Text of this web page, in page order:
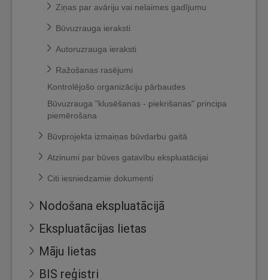
Ziņas par avāriju vai nelaimes gadījumu
Būvuzrauga ieraksti
Autoruzrauga ieraksti
Ražošanas rasējumi
Kontrolējošo organizāciju pārbaudes
Būvuzrauga "klusēšanas - piekrišanas" principa
piemērošana
Būvprojekta izmaiņas būvdarbu gaitā
Atzinumi par būves gatavību ekspluatācijai
Citi iesniedzamie dokumenti
Nodošana ekspluatācijā
Ekspluatācijas lietas
Māju lietas
BIS reģistri